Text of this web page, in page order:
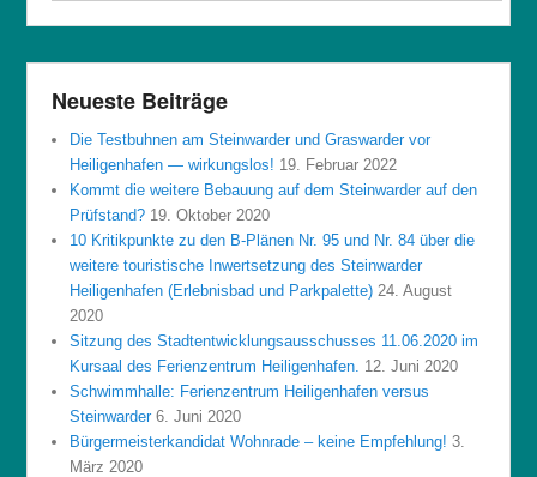
Neueste Beiträge
Die Testbuhnen am Steinwarder und Graswarder vor
Heiligenhafen — wirkungslos! 19. Februar 2022
Kommt die weitere Bebauung auf dem Steinwarder auf den
Prüfstand? 19. Oktober 2020
10 Kritikpunkte zu den B-Plänen Nr. 95 und Nr. 84 über die
weitere touristische Inwertsetzung des Steinwarder
Heiligenhafen (Erlebnisbad und Parkpalette) 24. August
2020
Sitzung des Stadtentwicklungsausschusses 11.06.2020 im
Kursaal des Ferienzentrum Heiligenhafen. 12. Juni 2020
Schwimmhalle: Ferienzentrum Heiligenhafen versus
Steinwarder 6. Juni 2020
Bürgermeisterkandidat Wohnrade – keine Empfehlung! 3.
März 2020